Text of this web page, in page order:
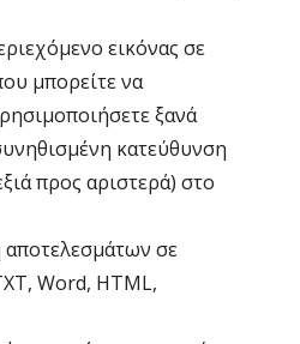
εικόνας σε
μπορείτε να
ξανά
κατεύθυνση
προς αριστερά) στο
σε
Word, HTML,